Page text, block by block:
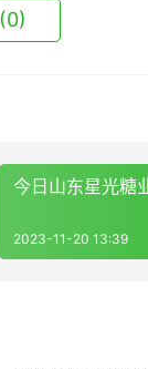
(0)
今日山东星光糖
2023-11-20 13:39